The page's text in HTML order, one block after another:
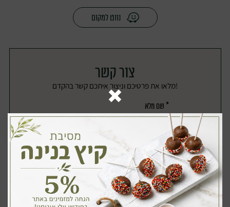
נלווים
להרשמה
נווט למקום
צור קשר
!מלאו את פרטיכם וניצור איתכם קשר בהקדם
אנא
מלאו
-
צור
קשר